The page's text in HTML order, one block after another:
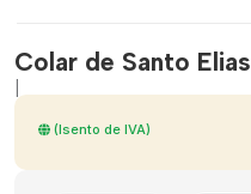
Colar de Santo Elias
(Isento de IVA)